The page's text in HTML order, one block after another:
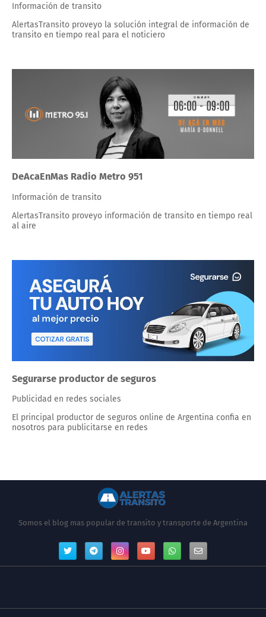
Información de transito
AlertasTransito proveyo la solución integral de información de
transito en tiempo real para el noticiero
DeAcaEnMas Radio Metro 951
Información de transito
AlertasTransito proveyo información de transito en tiempo real
al aire
Segurarse productor de seguros
Publicidad en redes sociales
El principal productor de seguros online de Argentina confia en
nosotros para publicitarse en redes
Somos el blog mas popular de transito y transporte de Argentina